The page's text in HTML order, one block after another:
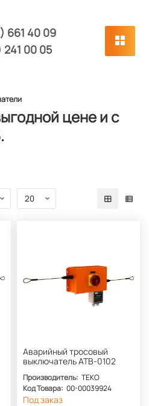
661 40 09
241 00 05
цене и с
Аварийный тросовый
выключатель АТВ-0102
Производитель: ТЕКО
Код Товара: 00-00039924
Под заказ